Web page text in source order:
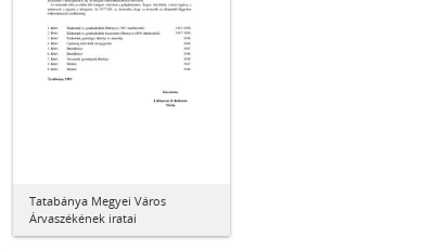
Tatabánya Megyei Város
Árvaszékének iratai